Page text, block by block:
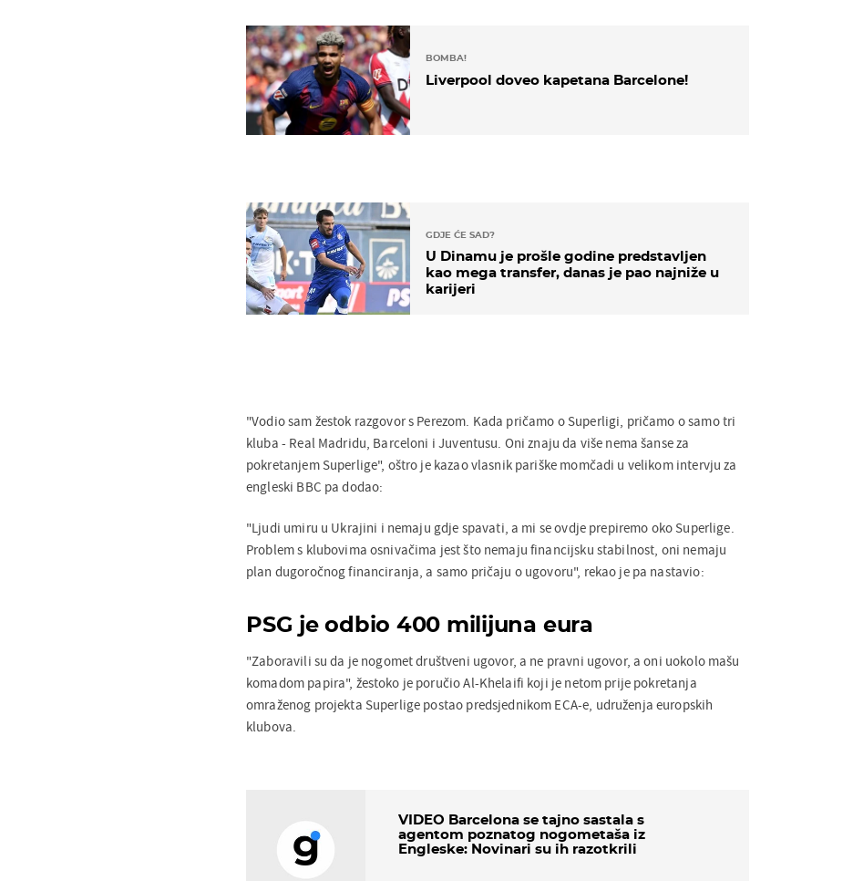
BOMBA!
Liverpool doveo kapetana Barcelone!
GDJE ĆE SAD?
U Dinamu je prošle godine predstavljen
kao mega transfer, danas je pao najniže u
karijeri
"Vodio sam žestok razgovor s Perezom. Kada pričamo o Superligi, pričamo o samo tri
kluba - Real Madridu, Barceloni i Juventusu. Oni znaju da više nema šanse za
pokretanjem Superlige", oštro je kazao vlasnik pariške momčadi u velikom intervju za
engleski BBC pa dodao:
"Ljudi umiru u Ukrajini i nemaju gdje spavati, a mi se ovdje prepiremo oko Superlige.
Problem s klubovima osnivačima jest što nemaju financijsku stabilnost, oni nemaju
plan dugoročnog financiranja, a samo pričaju o ugovoru", rekao je pa nastavio:
PSG je odbio 400 milijuna eura
"Zaboravili su da je nogomet društveni ugovor, a ne pravni ugovor, a oni uokolo mašu
komadom papira", žestoko je poručio Al-Khelaifi koji je netom prije pokretanja
omraženog projekta Superlige postao predsjednikom ECA-e, udruženja europskih
klubova.
VIDEO Barcelona se tajno sastala s
agentom poznatog nogometaša iz
Engleske: Novinari su ih razotkrili